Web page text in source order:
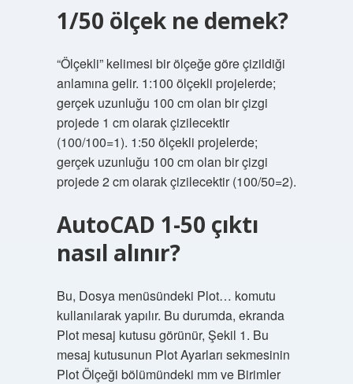
1/50 ölçek ne demek?
“Ölçekli” kelimesi bir ölçeğe göre çizildiği
anlamına gelir. 1:100 ölçekli projelerde;
gerçek uzunluğu 100 cm olan bir çizgi
projede 1 cm olarak çizilecektir
(100/100=1). 1:50 ölçekli projelerde;
gerçek uzunluğu 100 cm olan bir çizgi
projede 2 cm olarak çizilecektir (100/50=2).
AutoCAD 1-50 çıktı
nasıl alınır?
Bu, Dosya menüsündeki Plot… komutu
kullanılarak yapılır. Bu durumda, ekranda
Plot mesaj kutusu görünür, Şekil 1. Bu
mesaj kutusunun Plot Ayarları sekmesinin
Plot Ölçeği bölümündeki mm ve Birimler